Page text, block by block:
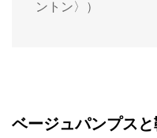
ントン〉）
ベージュパンプス